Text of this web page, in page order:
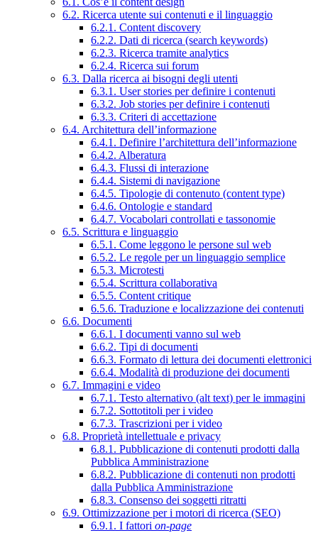
6.2. Ricerca utente sui contenuti e il linguaggio
6.2.1. Content discovery
6.2.2. Dati di ricerca (search keywords)
6.2.3. Ricerca tramite analytics
6.2.4. Ricerca sui forum
6.3. Dalla ricerca ai bisogni degli utenti
6.3.1. User stories per definire i contenuti
6.3.2. Job stories per definire i contenuti
6.3.3. Criteri di accettazione
6.4. Architettura dell’informazione
6.4.1. Definire l’architettura dell’informazione
6.4.2. Alberatura
6.4.3. Flussi di interazione
6.4.4. Sistemi di navigazione
6.4.5. Tipologie di contenuto (content type)
6.4.6. Ontologie e standard
6.4.7. Vocabolari controllati e tassonomie
6.5. Scrittura e linguaggio
6.5.1. Come leggono le persone sul web
6.5.2. Le regole per un linguaggio semplice
6.5.3. Microtesti
6.5.4. Scrittura collaborativa
6.5.5. Content critique
6.5.6. Traduzione e localizzazione dei contenuti
6.6. Documenti
6.6.1. I documenti vanno sul web
6.6.2. Tipi di documenti
6.6.3. Formato di lettura dei documenti elettronici
6.6.4. Modalità di produzione dei documenti
6.7. Immagini e video
6.7.1. Testo alternativo (alt text) per le immagini
6.7.2. Sottotitoli per i video
6.7.3. Trascrizioni per i video
6.8. Proprietà intellettuale e privacy
6.8.1. Pubblicazione di contenuti prodotti dalla
Pubblica Amministrazione
6.8.2. Pubblicazione di contenuti non prodotti
dalla Pubblica Amministrazione
6.8.3. Consenso dei soggetti ritratti
6.9. Ottimizzazione per i motori di ricerca (SEO)
6.9.1. I fattori on-page